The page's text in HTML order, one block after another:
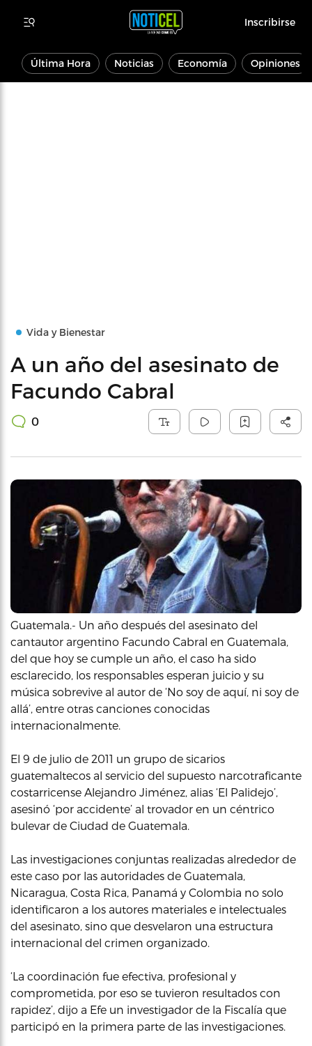
Inscribirse
Última Hora Noticias Economía Opiniones
Vida y Bienestar
A un año del asesinato de
Facundo Cabral
0
Guatemala.- Un año después del asesinato del
cantautor argentino Facundo Cabral en Guatemala,
del que hoy se cumple un año, el caso ha sido
esclarecido, los responsables esperan juicio y su
música sobrevive al autor de ‘No soy de aquí, ni soy de
allá’, entre otras canciones conocidas
internacionalmente.
El 9 de julio de 2011 un grupo de sicarios
guatemaltecos al servicio del supuesto narcotraficante
costarricense Alejandro Jiménez, alias ‘El Palidejo’,
asesinó ‘por accidente’ al trovador en un céntrico
bulevar de Ciudad de Guatemala.
Las investigaciones conjuntas realizadas alrededor de
este caso por las autoridades de Guatemala,
Nicaragua, Costa Rica, Panamá y Colombia no solo
identificaron a los autores materiales e intelectuales
del asesinato, sino que desvelaron una estructura
internacional del crimen organizado.
‘La coordinación fue efectiva, profesional y
comprometida, por eso se tuvieron resultados con
rapidez’, dijo a Efe un investigador de la Fiscalía que
participó en la primera parte de las investigaciones.